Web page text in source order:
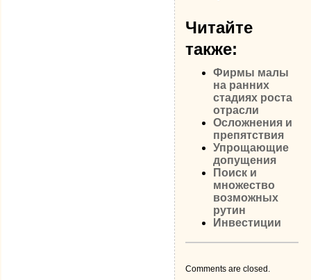
Читайте
также:
Фирмы малы
на ранних
стадиях роста
отрасли
Осложнения и
препятствия
Упрощающие
допущения
Поиск и
множество
возможных
рутин
Инвестиции
Comments are closed.